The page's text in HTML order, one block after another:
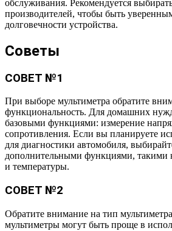
обслуживания. Рекомендуется
производителей, чтобы быть
долговечности устройства.
Советы
СОВЕТ №1
При выборе мультиметра обратите
функциональность. Для домашних
базовыми функциями: измерение
сопротивления. Если вы планируете
для диагностики автомобиля,
дополнительными функциями, такими
и температуры.
СОВЕТ №2
Обратите внимание на тип
мультиметры могут быть проще в